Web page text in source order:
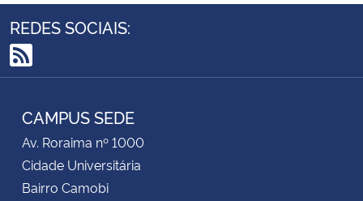
REDES SOCIAIS:
RSS
CAMPUS SEDE
Av. Roraima nº 1000
Cidade Universitária
Bairro Camobi